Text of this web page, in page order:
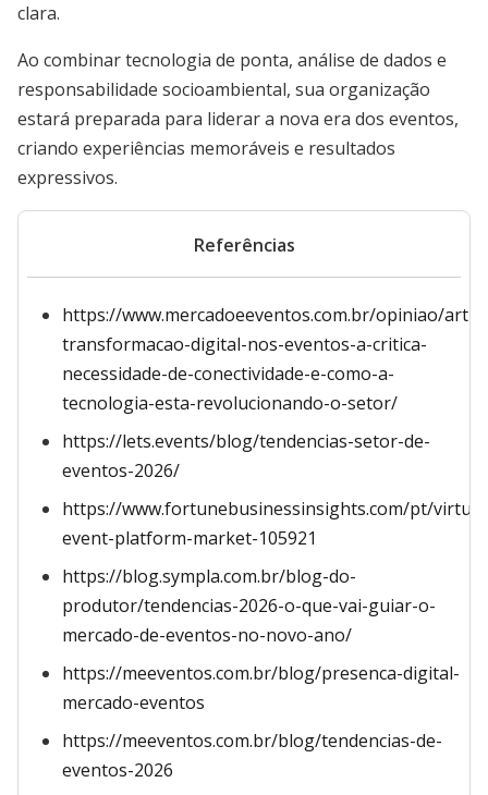
clara.
Ao combinar tecnologia de ponta, análise de dados e
responsabilidade socioambiental, sua organização
estará preparada para liderar a nova era dos eventos,
criando experiências memoráveis e resultados
expressivos.
Referências
https://www.mercadoeeventos.com.br/opiniao/
transformacao-digital-nos-eventos-a-critica-
necessidade-de-conectividade-e-como-a-
tecnologia-esta-revolucionando-o-setor/
https://lets.events/blog/tendencias-setor-de-
eventos-2026/
https://www.fortunebusinessinsights.com/pt/
event-platform-market-105921
https://blog.sympla.com.br/blog-do-
produtor/tendencias-2026-o-que-vai-guiar-o-
mercado-de-eventos-no-novo-ano/
https://meeventos.com.br/blog/presenca-digital-
mercado-eventos
https://meeventos.com.br/blog/tendencias-de-
eventos-2026